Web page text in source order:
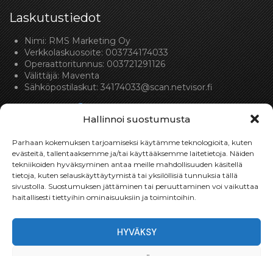
Hallinnoi suostumusta
Parhaan kokemuksen tarjoamiseksi käytämme teknologioita, kuten
evästeitä, tallentaaksemme ja/tai käyttääksemme laitetietoja. Näiden
tekniikoiden hyväksyminen antaa meille mahdollisuuden käsitellä
tietoja, kuten selauskäyttäytymistä tai yksilöllisiä tunnuksia tällä
sivustolla. Suostumuksen jättäminen tai peruuttaminen voi vaikuttaa
haitallisesti tiettyihin ominaisuuksiin ja toimintoihin.
HYVÄKSY
Laskutustiedot
Nimi: RMS Marketing Oy
Verkkolaskuosoite: 003734174033
Operaattoritunnus: 003721291126
Välittäjä: Maventa
Sähköpostilaskut:34174033@scan.netvisor.fi
Toimitukset
Toimitamme osat perille toimitusperiaatteella siihen
osan toimitettavan.
Toimitusaika on yleensä noin yksi (1) viikko tilauspäivästä.
Toimitus- & takuuehdot